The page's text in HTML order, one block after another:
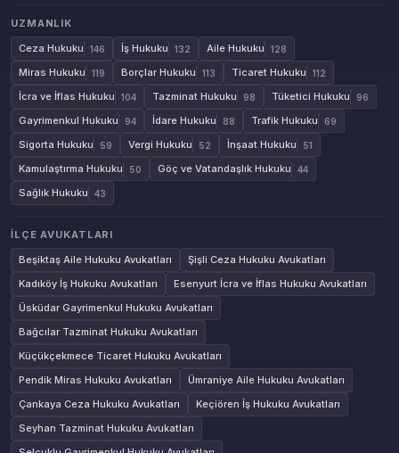
UZMANLIK
Ceza Hukuku
146 İş Hukuku 132 Aile Hukuku 128
Miras Hukuku 119 Borçlar Hukuku 113 Ticaret Hukuku 112
İcra ve İflas Hukuku 104 Tazminat Hukuku 98 Tüketici Hukuku 96
Gayrimenkul Hukuku 94 İdare Hukuku 88 Trafik Hukuku 69
Sigorta Hukuku 59 Vergi Hukuku 52 İnşaat Hukuku 51
Kamulaştırma Hukuku 50 Göç ve Vatandaşlık Hukuku 44
Sağlık Hukuku 43
İLÇE AVUKATLARI
Beşiktaş Aile Hukuku Avukatları
Şişli Ceza Hukuku Avukatları
Kadıköy İş Hukuku Avukatları
Esenyurt İcra ve İflas Hukuku Avukatları
Üsküdar Gayrimenkul Hukuku Avukatları
Bağcılar Tazminat Hukuku Avukatları
Küçükçekmece Ticaret Hukuku Avukatları
Pendik Miras Hukuku Avukatları
Ümraniye Aile Hukuku Avukatları
Çankaya Ceza Hukuku Avukatları
Keçiören İş Hukuku Avukatları
Seyhan Tazminat Hukuku Avukatları